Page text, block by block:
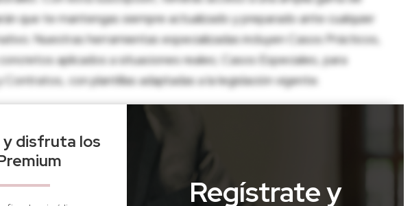
que te mantengas siempre actualizado y preparado ante cualquier
Nuestras herramientas especializadas incluyen Casos Prácticos,
aplicados a situaciones reales; Casos Especiales, para
con plantillas adaptadas a la legislación vigente.
y disfruta los
Regístrate y